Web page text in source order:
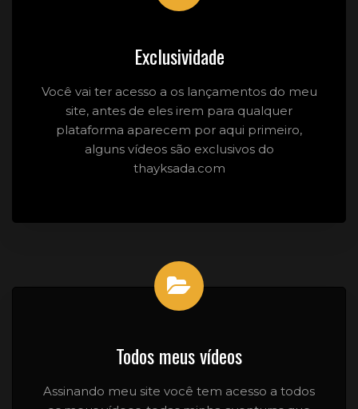
Exclusividade
Você vai ter acesso a os lançamentos do meu
site, antes de eles irem para qualquer
plataforma aparecem por aqui primeiro,
alguns vídeos são exclusivos do
thayksada.com
Todos meus vídeos
Assinando meu site você tem acesso a todos